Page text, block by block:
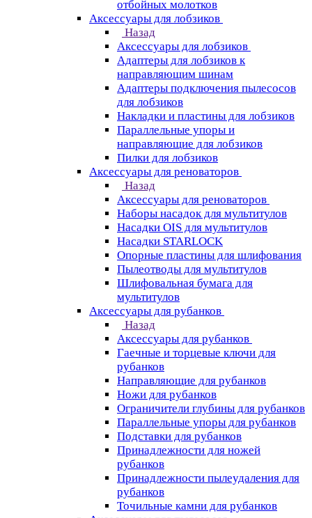
отбойных молотков
Аксессуары для лобзиков
Назад
Аксессуары для лобзиков
Адаптеры для лобзиков к
направляющим шинам
Адаптеры подключения пылесосов
для лобзиков
Накладки и пластины для лобзиков
Параллельные упоры и
направляющие для лобзиков
Пилки для лобзиков
Аксессуары для реноваторов
Назад
Аксессуары для реноваторов
Наборы насадок для мультитулов
Насадки OIS для мультитулов
Насадки STARLOCK
Опорные пластины для шлифования
Пылеотводы для мультитулов
Шлифовальная бумага для
мультитулов
Аксессуары для рубанков
Назад
Аксессуары для рубанков
Гаечные и торцевые ключи для
рубанков
Направляющие для рубанков
Ножи для рубанков
Ограничители глубины для рубанков
Параллельные упоры для рубанков
Подставки для рубанков
Принадлежности для ножей
рубанков
Принадлежности пылеудаления для
рубанков
Точильные камни для рубанков